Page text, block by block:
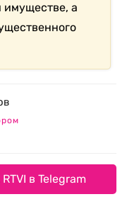
имуществе, а
в Telegram